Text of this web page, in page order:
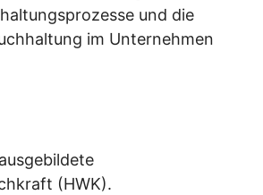
und die
im Unternehmen
(HWK).